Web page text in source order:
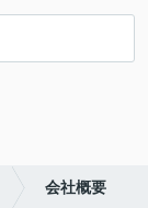
会社概要